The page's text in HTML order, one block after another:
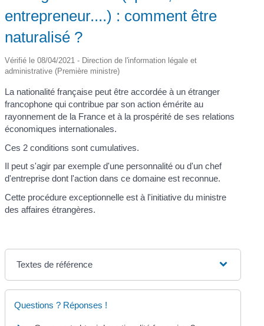
entrepreneur....) : comment être
naturalisé ?
Vérifié le 08/04/2021 - Direction de l'information légale et
administrative (Première ministre)
La nationalité française peut être accordée à un étranger
francophone qui contribue par son action émérite au
rayonnement de la France et à la prospérité de ses relations
économiques internationales.
Ces 2 conditions sont cumulatives.
Il peut s'agir par exemple d'une personnalité ou d'un chef
d'entreprise dont l'action dans ce domaine est reconnue.
Cette procédure exceptionnelle est à l'initiative du ministre
des affaires étrangères.
Textes de référence
Questions ? Réponses !